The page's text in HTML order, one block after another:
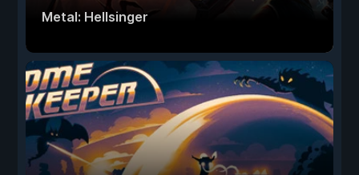
Metal: Hellsinger